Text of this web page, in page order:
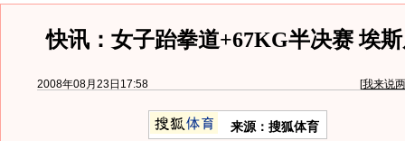
快讯：女子跆拳道+67KG半决赛 埃
2008年08月23日17:58 [我来说
来源：搜狐体育